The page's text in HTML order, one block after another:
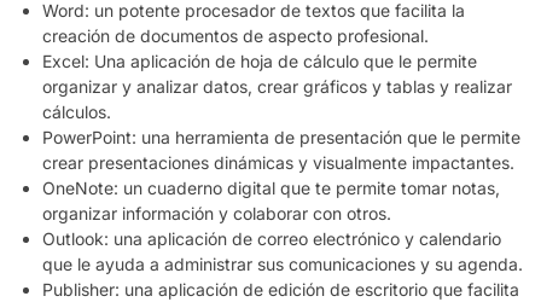
Word: un potente procesador de textos que facilita la
creación de documentos de aspecto profesional.
Excel: Una aplicación de hoja de cálculo que le permite
organizar y analizar datos, crear gráficos y tablas y realizar
cálculos.
PowerPoint: una herramienta de presentación que le permite
crear presentaciones dinámicas y visualmente impactantes.
OneNote: un cuaderno digital que te permite tomar notas,
organizar información y colaborar con otros.
Outlook: una aplicación de correo electrónico y calendario
que le ayuda a administrar sus comunicaciones y su agenda.
Publisher: una aplicación de edición de escritorio que facilita